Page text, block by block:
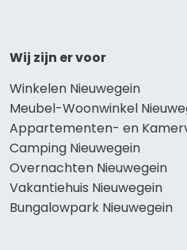
Wij zijn er voor
Winkelen Nieuwegein
Meubel-Woonwinkel
Appartementen- en
Camping Nieuwegein
Overnachten Nieuwegein
Vakantiehuis Nieuwegein
Bungalowpark Nieuwegein